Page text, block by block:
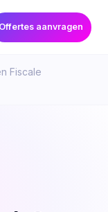
Offertes aanvragen
Fiscale